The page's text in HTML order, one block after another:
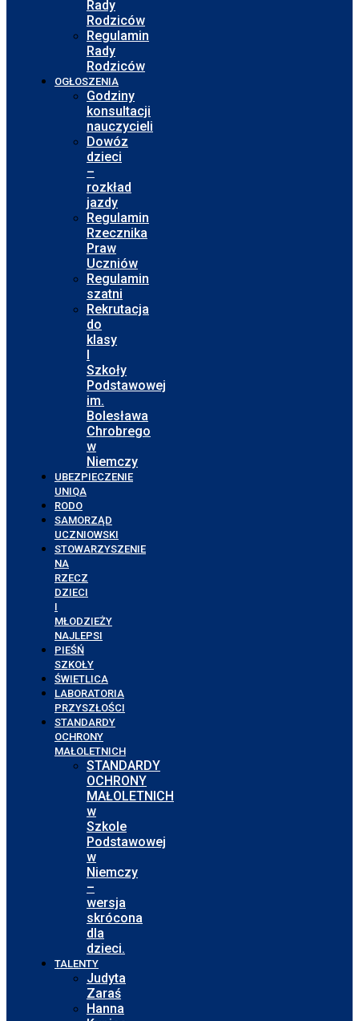
Rady
Rodziców
Regulamin
Rady
Rodziców
OGŁOSZENIA
Godziny
konsultacji
nauczycieli
Dowóz
dzieci
–
rozkład
jazdy
Regulamin
Rzecznika
Praw
Uczniów
Regulamin
szatni
Rekrutacja
do
klasy
I
Szkoły
Podstawowej
im.
Bolesława
Chrobrego
w
Niemczy
UBEZPIECZENIE
UNIQA
RODO
SAMORZĄD
UCZNIOWSKI
STOWARZYSZENIE
NA
RZECZ
DZIECI
I
MŁODZIEŻY
NAJLEPSI
PIEŚŃ
SZKOŁY
ŚWIETLICA
LABORATORIA
PRZYSZŁOŚCI
STANDARDY
OCHRONY
MAŁOLETNICH
STANDARDY
OCHRONY
MAŁOLETNICH
w
Szkole
Podstawowej
w
Niemczy
–
wersja
skrócona
dla
dzieci.
TALENTY
Judyta
Zaraś
Hanna